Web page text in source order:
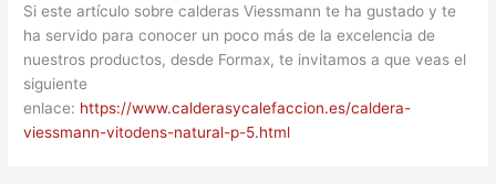
Si este artículo sobre calderas Viessmann te ha gustado y te
ha servido para conocer un poco más de la excelencia de
nuestros productos, desde Formax, te invitamos a que veas el
siguiente
enlace: https://www.calderasycalefaccion.es/caldera-
viessmann-vitodens-natural-p-5.html